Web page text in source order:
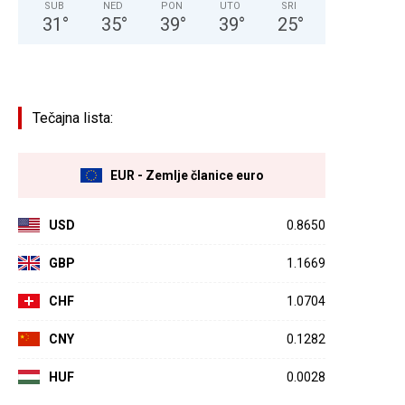
SUB
31 °
NED
35°
PON
39°
UTO
39°
SRI
25°
Tečajna lista:
EUR - Zemlje članice euro
USD 0.8650
GBP 1.1669
CHF 1.0704
CNY 0.1282
HUF 0.0028